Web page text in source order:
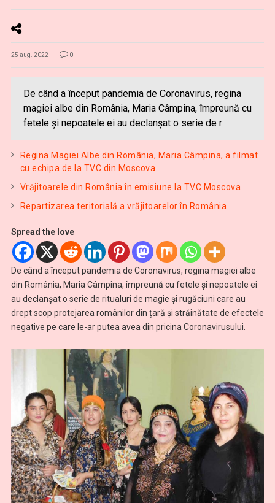
25 aug. 2022 0
De când a început pandemia de Coronavirus, regina
magiei albe din România, Maria Câmpina, împreună cu
fetele și nepoatele ei au declanșat o serie de r
Regina Magiei Albe din România, Maria Câmpina, a filmat
cu echipa de la TVC din Moscova
Vrăjitoarele din România în emisiune la TVC Moscova
Repartizarea teritorială a vrăjitoarelor în România
Spread the love
De când a început pandemia de Coronavirus, regina magiei albe
din România, Maria Câmpina, împreună cu fetele și nepoatele ei
au declanșat o serie de ritualuri de magie și rugăciuni care au
drept scop protejarea românilor din țară și străinătate de efectele
negative pe care le-ar putea avea din pricina Coronavirusului.